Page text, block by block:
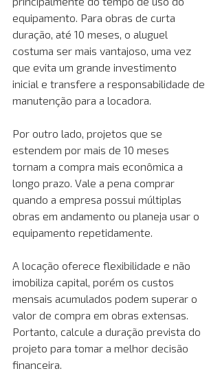
equipamento. Para obras de curta
duração, até 10 meses, o aluguel
costuma ser mais vantajoso, uma vez
que evita um grande investimento
inicial e transfere a responsabilidade de
manutenção para a locadora.
Por outro lado, projetos que se
estendem por mais de 10 meses
tornam a compra mais econômica a
longo prazo. Vale a pena comprar
quando a empresa possui múltiplas
obras em andamento ou planeja usar o
equipamento repetidamente.
A locação oferece flexibilidade e não
imobiliza capital, porém os custos
mensais acumulados podem superar o
valor de compra em obras extensas.
Portanto, calcule a duração prevista do
projeto para tomar a melhor decisão
financeira.